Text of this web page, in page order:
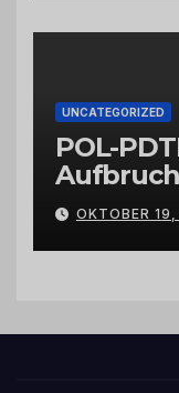
UNCATEGORIZED
POL-
OKTOBER